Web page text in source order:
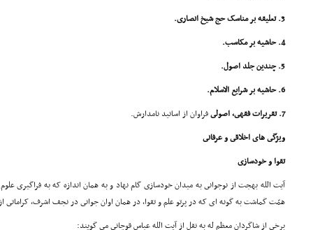
3. تعلیقه بر مناسک حج شیخ انصارى.
4. حاشیه بر مکاسب.
5. چندین جلد اصول.
6. حاشیه بر شرایع الاسلام.
7. تقریرات فقهى، اصولى
فراوان از اساتید نامدارش.
ویژگى هاى اخلاقى و عرفانى
تقوا و خودسازى
آیت الله بهجت از نوجوانى به میدان خودسازى گام نهاد و به همان اندازه که به فراگیرى
همّت گماشت به گونه اى که در پرتو علم و تقوا، در همان اوان جوانى در نجف اشرف، کراماتى
برخى از شاگردان معظم له به نقل از آیت الله عباس قوچانى مى گویند: